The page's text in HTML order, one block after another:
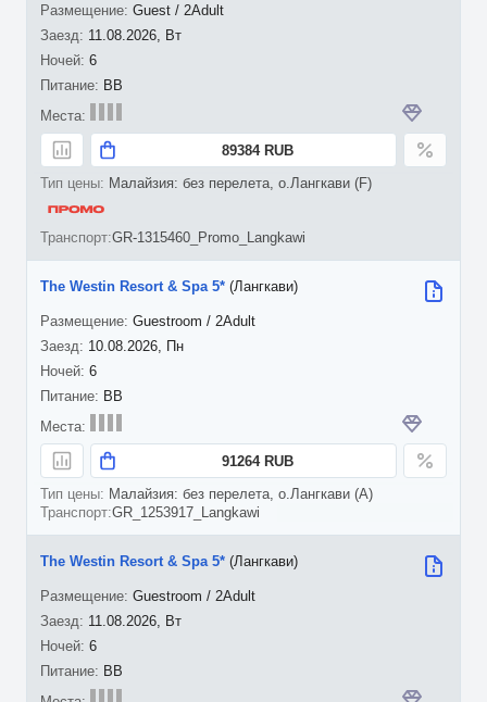
11.08.2026, Вт
6
Guest / 2Adult
BB
89384 RUB
Малайзия: без перелета, о.Лангкави (F)
GR-1315460_Promo_Langkawi
10.08.2026, Пн
6
The Westin Resort & Spa 5* (Лангкави)
Guestroom / 2Adult
BB
91264 RUB
Малайзия: без перелета, о.Лангкави (A)
GR_1253917_Langkawi
11.08.2026, Вт
6
The Westin Resort & Spa 5* (Лангкави)
Guestroom / 2Adult
BB